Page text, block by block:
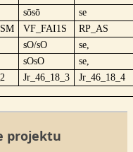
sōsō
se
VF_FAI1S
RP_AS
sO/sO
se,
sOsO
se,
Jr_46_18_3 Jr_46_18_4
projektu